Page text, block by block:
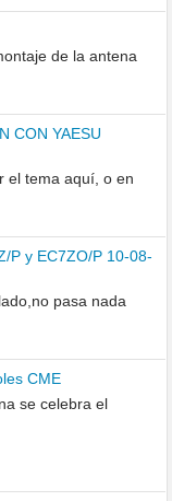
de la antena
CON YAESU
el tema aquí, o en
P y EC7ZO/P 10-08-
pasa nada
CME
se celebra el